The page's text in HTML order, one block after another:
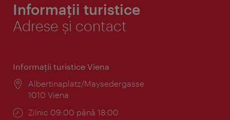
Informații turistice
Adrese și contact
Informaţii turistice Viena
Locul:
Albertinaplatz/Maysedergasse
1010 Viena
Program:
Zilnic 09:00 până 18:00